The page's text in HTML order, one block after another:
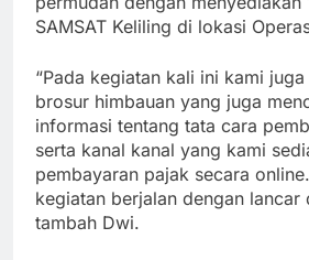
SAMSAT Keliling di lokasi
“Pada kegiatan kali ini kami
brosur himbauan yang juga
informasi tentang tata cara
serta kanal kanal yang kami
pembayaran pajak secara
kegiatan berjalan dengan lancar
tambah Dwi.